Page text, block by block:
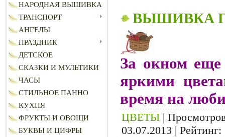
НАРОДНАЯ ВЫШИВКА
ТРАНСПОРТ
АНГЕЛЫ
ПРАЗДНИК
ДЕТСКОЕ
СКАЗКИ И МУЛЬТИКИ
ЧАСЫ
СТИЛЬНОЕ ПАННО
КУХНЯ
ФРУКТЫ И ОВОЩИ
БУКВЫ И ЦИФРЫ
ВЫШИВКА
За окном еще
яркими
время на
ЦВЕТЫ |
03.07.2013 | Рейтинг: